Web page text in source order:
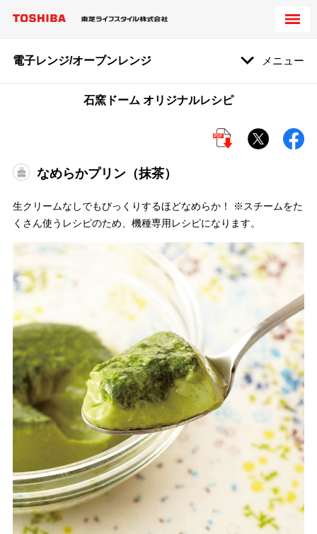
電子レンジ/オーブンレンジ メニュー
石窯ドーム オリジナルレシピ
なめらかプリン（抹茶）
生クリームなしでもびっくりするほどなめらか！ ※スチームをた
くさん使うレシピのため、機種専用レシピになります。